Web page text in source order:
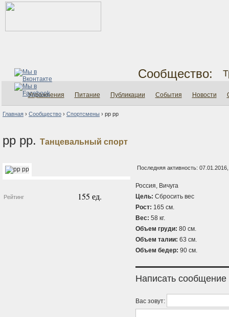
Сообщество:
Упражнения Питание Публикации События Новости
Главная › Сообщество › Спортсмены › рр рр
рр рр. Танцевальный спорт
Рейтинг 155 ед.
Последняя активность:
Россия, Вичуга
Цель: Сбросить вес
Рост: 165 см.
Вес: 58 кг.
Объем груди: 80 см.
Объем талии: 63 см.
Объем бедер: 90 см.
Написать сообщение
Вас зовут: